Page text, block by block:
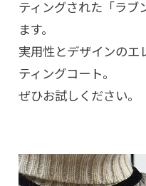
ティングされた「ラブ
ます。
実用性とデザインのエ
ティングコート。
ぜひお試しください。